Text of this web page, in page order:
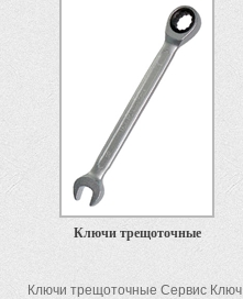
Ключи трещоточные
Ключи трещоточные Сервис Ключ